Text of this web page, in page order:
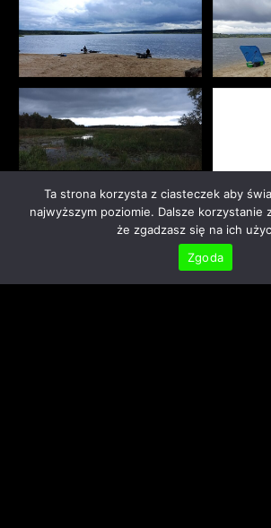
Ta strona korzysta z ciasteczek aby
najwyższym poziomie. Dalsze korzystanie
że zgadzasz się na ich
Zgoda